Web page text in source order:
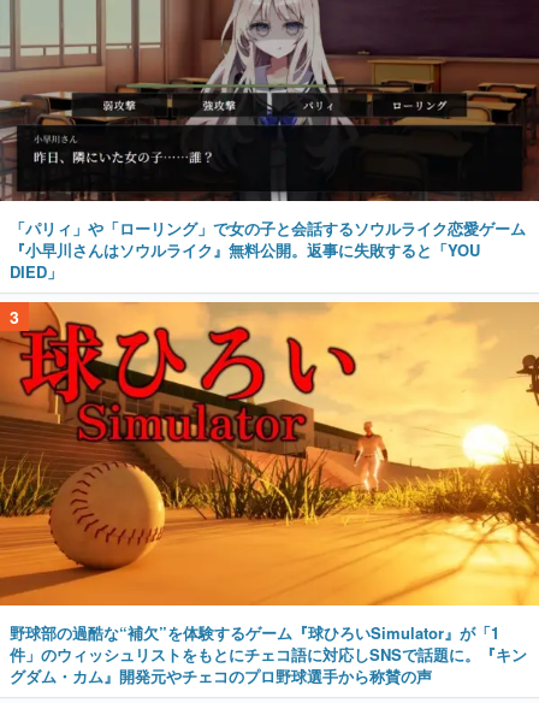
「パリィ」や「ローリング」で女の子と会話するソウルライク恋愛ゲーム
『小早川さんはソウルライク』無料公開。返事に失敗すると「YOU
DIED」
3
野球部の過酷な“補欠”を体験するゲーム『球ひろいSimulator』が「1
件」のウィッシュリストをもとにチェコ語に対応しSNSで話題に。『キン
グダム・カム』開発元やチェコのプロ野球選手から称賛の声